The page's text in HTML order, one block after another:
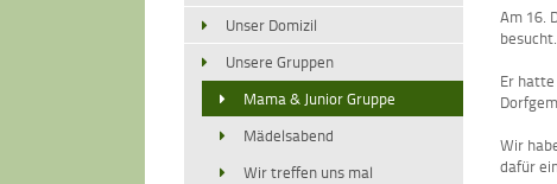
Am 16.
besucht.
Er
Wir
dafür
Unser Domizil
Unsere Gruppen
Mama & Junior Gruppe
Mädelsabend
Wir treffen uns mal